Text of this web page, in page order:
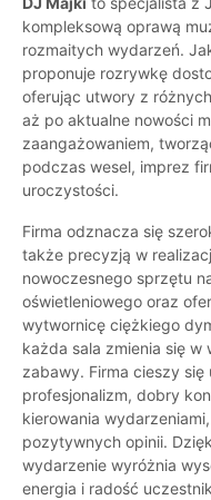
kompleksową oprawą
rozmaitych wydarzeń.
proponuje rozrywkę
oferując utwory z
aż po aktualne nowości
zaangażowaniem,
podczas wesel, imprez
uroczystości.
Firma odznacza się
także precyzją w
nowoczesnego sprzętu
oświetleniowego oraz
wytwornicę ciężkiego
każda sala zmienia się
zabawy. Firma cieszy
profesjonalizm, dobry
kierowania
pozytywnych opinii.
wydarzenie wyróżnia
energia i radość